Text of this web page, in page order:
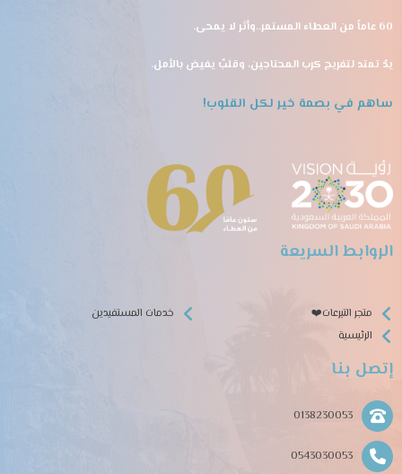
60 عاماً من العطاء المستمر..وأثر لا يمحى.
يدٌ تمتد لتفريج كرب المحتاجين، وقلبٌ يفيض بالأمل.
ساهم في بصمة خير لكل القلوب!
الروابط السريعة
متجر التبرعات❤️
الرئيسية
خدمات المستفيدين
إتصل بنا
0138230053
0543030053